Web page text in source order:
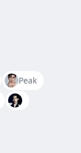
Peak